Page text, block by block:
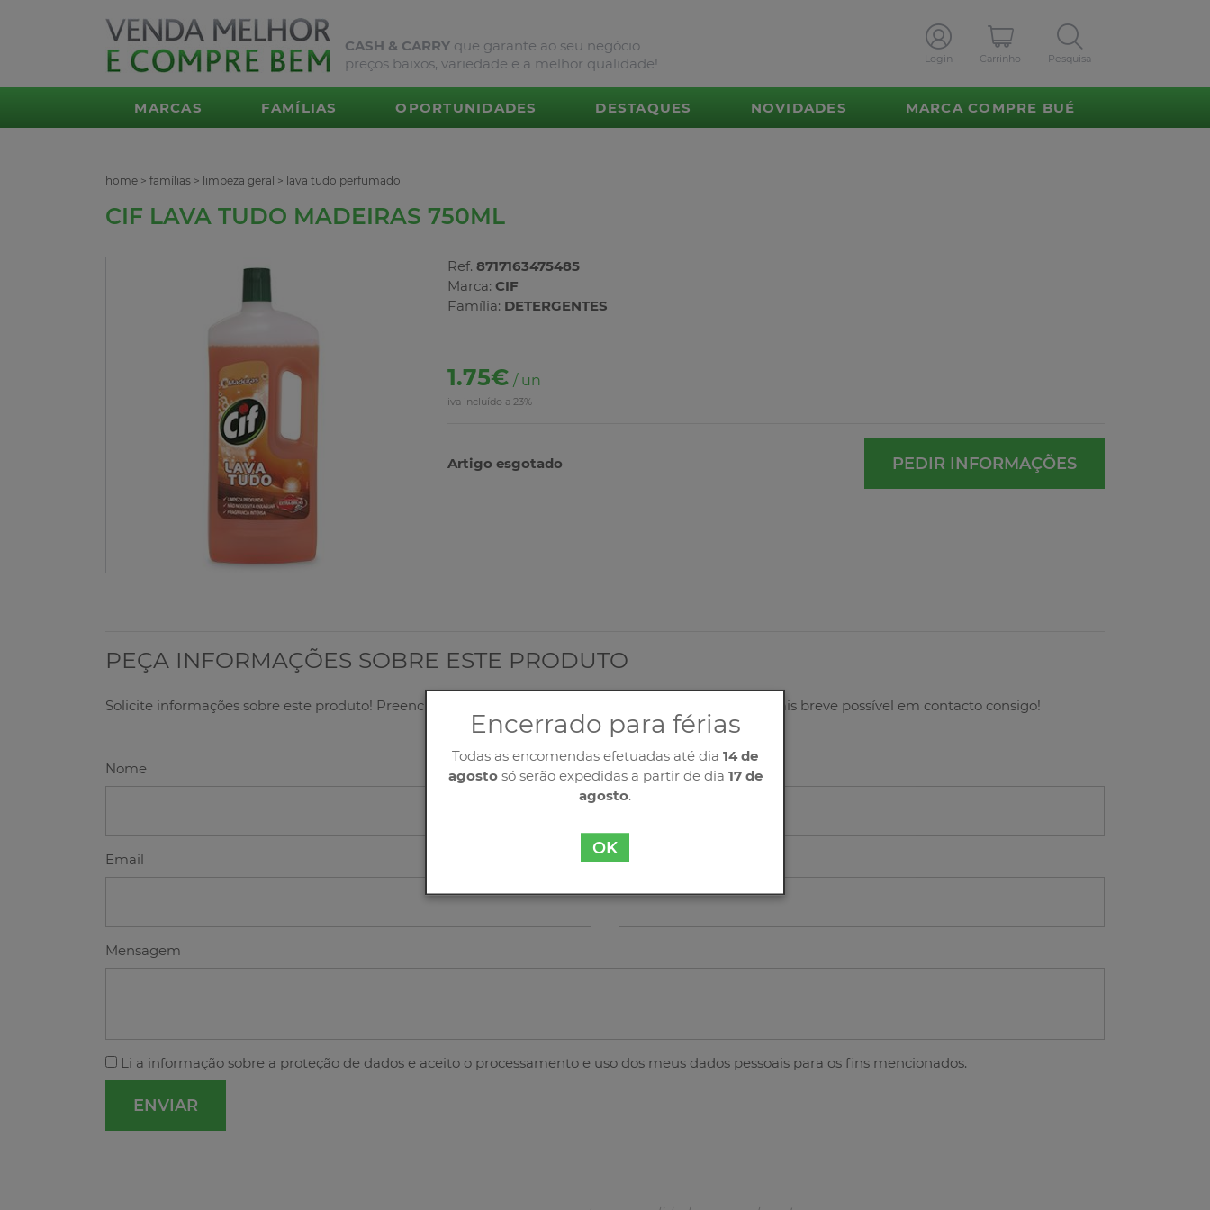
CASH & CARRY que garante ao seu negócio
preços baixos, variedade e a melhor qualidade!
Login Carrinho Pesquisa
MARCAS FAMÍLIAS OPORTUNIDADES DESTAQUES NOVIDADES MARCA COMPRE BUÉ
home > famílias > limpeza geral > lava tudo perfumado
CIF LAVA TUDO MADEIRAS 750ML
Ref. 8717163475485
Marca: CIF
Família: DETERGENTES
1.75€ / un
iva incluído a 23%
Artigo esgotado PEDIR INFORMAÇÕES
PEÇA INFORMAÇÕES SOBRE ESTE PRODUTO
Solicite informações sobre este produto! Preencha corretamente o nosso formulário, entraremos o mais breve possível em contacto consigo!
Nome
Email Contacto
Mensagem
Li a informação sobre a proteção de dados e aceito o processamento e uso dos meus dados pessoais para os fins mencionados.
Encerrado para férias
Todas as encomendas efetuadas até dia 14 de
agostosó serão expedidas a partir de dia 17 de
agosto.
OK